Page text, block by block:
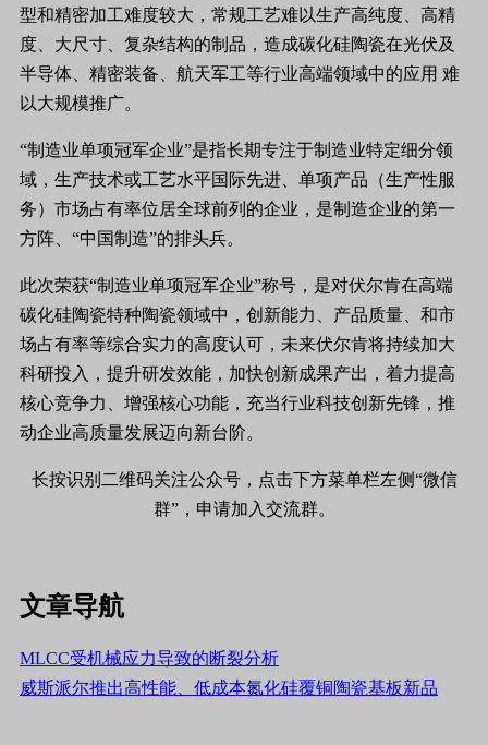
型和精密加工难度较大，常规工艺难以生产高纯度、高精
度、大尺寸、复杂结构的制品，造成碳化硅陶瓷在光伏及
半导体、精密装备、航天军工等行业高端领域中的应用 难
以大规模推广。
“制造业单项冠军企业”是指长期专注于制造业特定细分领
域，生产技术或工艺水平国际先进、单项产品（生产性服
务）市场占有率位居全球前列的企业，是制造企业的第一
方阵、“中国制造”的排头兵。
此次荣获“制造业单项冠军企业”称号，是对伏尔肯在高端
碳化硅陶瓷特种陶瓷领域中，创新能力、产品质量、和市
场占有率等综合实力的高度认可，未来伏尔肯将持续加大
科研投入，提升研发效能，加快创新成果产出，着力提高
核心竞争力、增强核心功能，充当行业科技创新先锋，推
动企业高质量发展迈向新台阶。
长按识别二维码关注公众号，点击下方菜单栏左侧“微信
群”，申请加入交流群。
文章导航
MLCC受机械应力导致的断裂分析
威斯派尔推出高性能、低成本氮化硅覆铜陶瓷基板新品